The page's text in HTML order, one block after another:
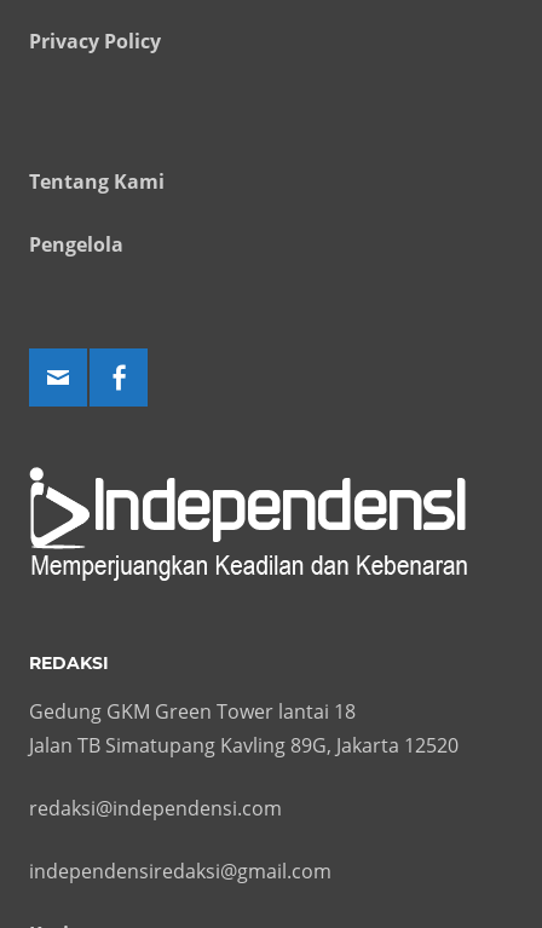
Privacy Policy
Tentang Kami
Pengelola
REDAKSI
Gedung GKM Green Tower lantai 18
Jalan TB Simatupang Kavling 89G, Jakarta 12520
redaksi@independensi.com
independensiredaksi@gmail.com